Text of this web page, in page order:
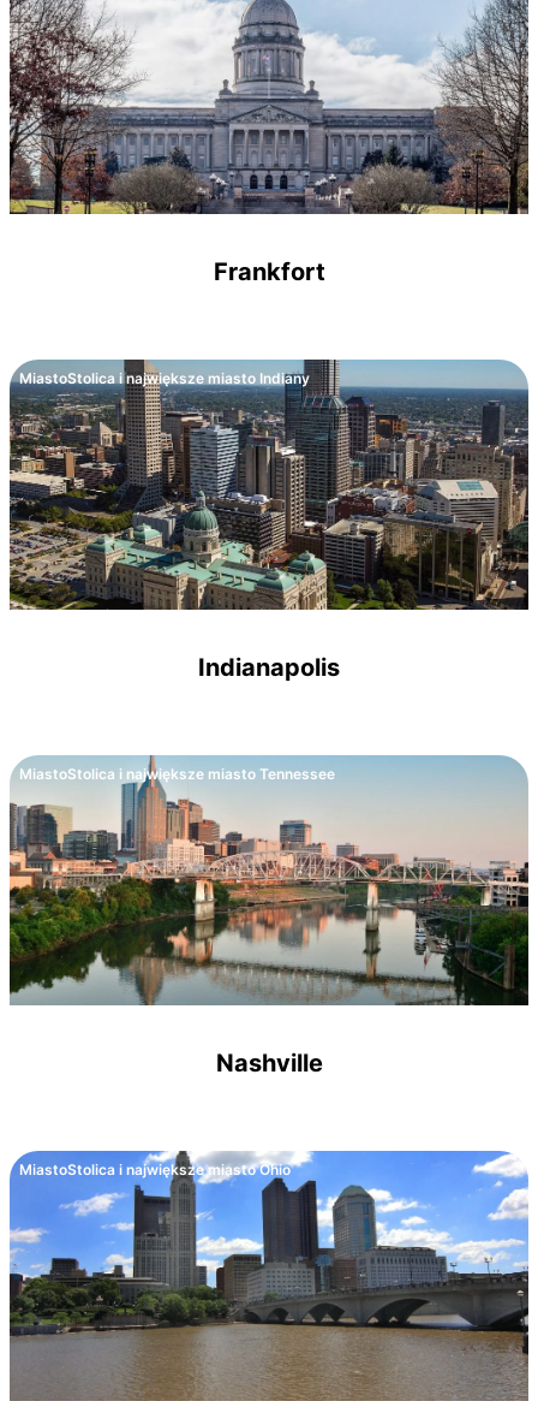
Frankfort
MiastoStolica i największe miasto Indiany
Indianapolis
MiastoStolica i największe miasto Tennessee
Nashville
MiastoStolica i największe miasto Ohio